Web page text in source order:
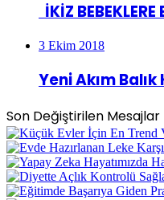
İKİZ
3 Ekim 2018
Yeni Akım
Son Değiştirilen Mesajlar